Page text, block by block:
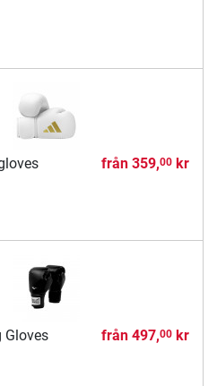
från 359,00kr
Gloves
från 497,00kr